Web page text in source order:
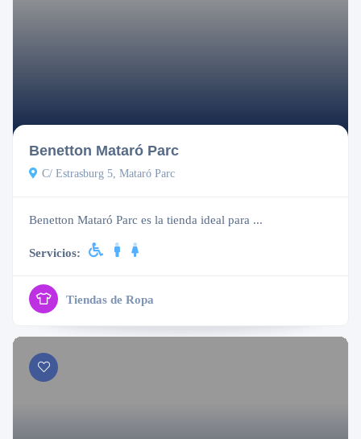
Benetton Mataró Parc
C/ Estrasburg 5, Mataró Parc
Benetton Mataró Parc es la tienda ideal para ...
Servicios:
Tiendas de Ropa